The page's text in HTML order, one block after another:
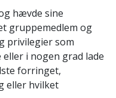
hævde sine
gruppemedlem og
privilegier som
i nogen grad lade
forringet,
eller hvilket